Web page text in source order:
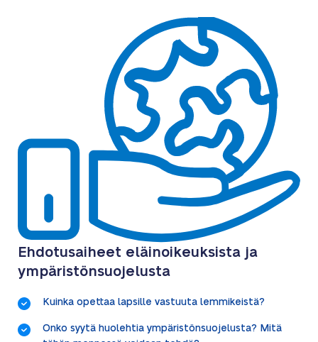
Ehdotusaiheet eläinoikeuksista ja
ympäristönsuojelusta
Kuinka opettaa lapsille vastuuta lemmikeistä?
Onko syytä huolehtia ympäristönsuojelusta? Mitä